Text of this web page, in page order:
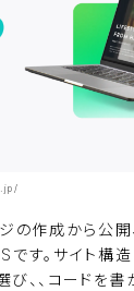
の作成から公開
す。サイト構
び、、コードを